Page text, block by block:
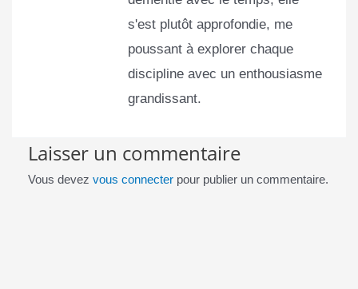
s'est plutôt approfondie, me
poussant à explorer chaque
discipline avec un enthousiasme
grandissant.
Laisser un commentaire
Vous devez vous connecterpour publier un commentaire.